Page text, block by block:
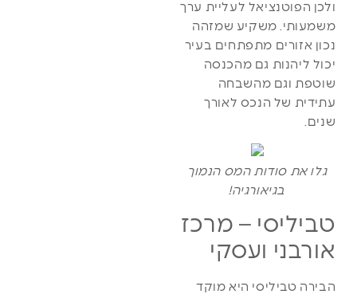
ולכן הפוטנציאל לעליית ערך
משמעותי. משקיע שמזהה
נכון אזורים מתפתחים בעיר
יכול ליהנות גם מהכנסה
שוטפת וגם מהשבחה
עתידית של הנכס לאורך
שנים.
גלו את סודות המס הנמוך
בגיאורגיה!
טביליסי – מרכז
אורבני ועסקי
הבירה טביליסי היא מוקד